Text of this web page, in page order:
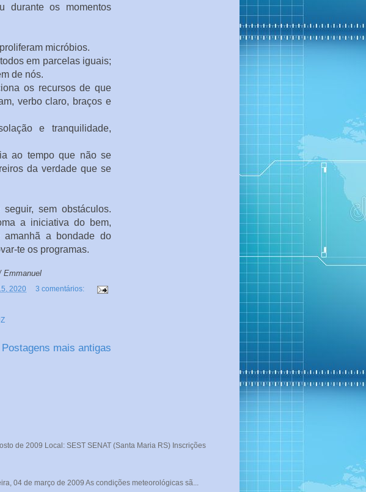
durante os momentos
micróbios.
em parcelas iguais;
de nós.
os recursos de que
verbo claro, braços e
e tranquilidade,
ao tempo que não se
da verdade que se
sem obstáculos.
a iniciativa do bem,
a bondade do
te os programas.
Emmanuel
2020 3 comentários:
Postagens mais antigas
de 2009 Local: SEST SENAT (Santa Maria RS) Inscrições
04 de março de 2009 As condições meteorológicas sã...